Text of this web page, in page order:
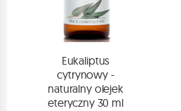
Eukaliptus
cytrynowy -
naturalny olejek
eteryczny 30 ml